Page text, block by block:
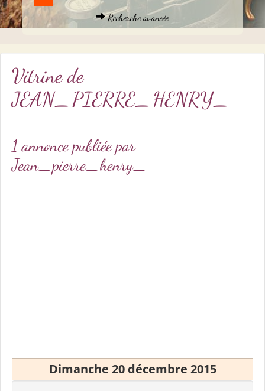
Recherche avancée
Vitrine de
JEAN_PIERRE_HENRY_
1 annonce publiée par
Jean_pierre_henry_
Dimanche 20 décembre 2015